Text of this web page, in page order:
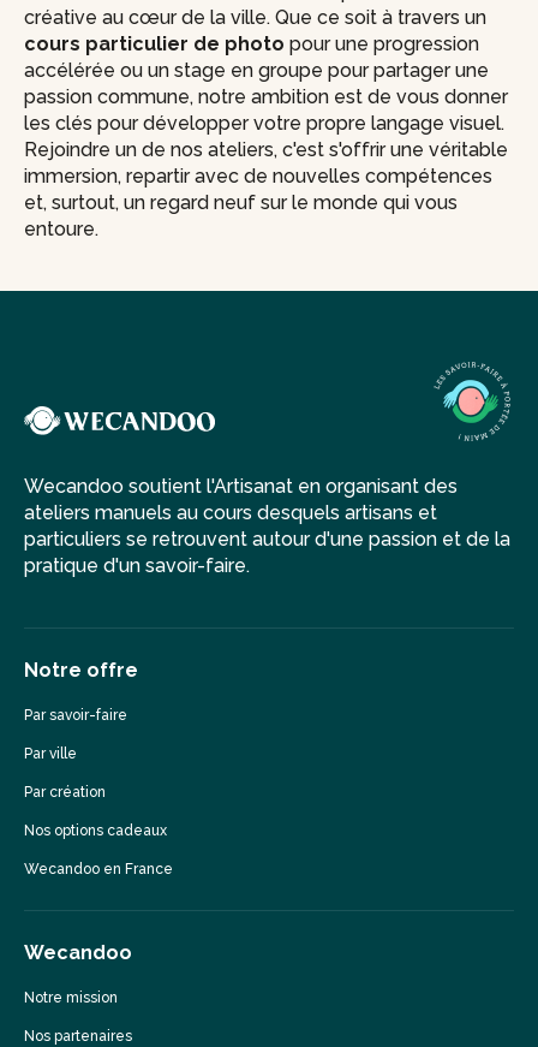
créative au cœur de la ville. Que ce soit à travers un
cours particulier de photo pour une progression
accélérée ou un stage en groupe pour partager une
passion commune, notre ambition est de vous donner
les clés pour développer votre propre langage visuel.
Rejoindre un de nos ateliers, c'est s'offrir une véritable
immersion, repartir avec de nouvelles compétences
et, surtout, un regard neuf sur le monde qui vous
entoure.
Wecandoo soutient l'Artisanat en organisant des
ateliers manuels au cours desquels artisans et
particuliers se retrouvent autour d'une passion et de la
pratique d'un savoir-faire.
Notre offre
Par savoir-faire
Par ville
Par création
Nos options cadeaux
Wecandoo en France
Wecandoo
Notre mission
Nos partenaires